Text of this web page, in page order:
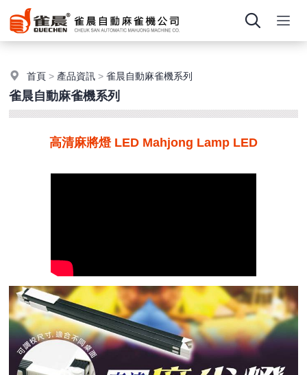
首頁 > 產品資訊 >雀晨自動麻雀機系列
雀晨自動麻雀機系列
高清麻將燈 LED Mahjong Lamp LED